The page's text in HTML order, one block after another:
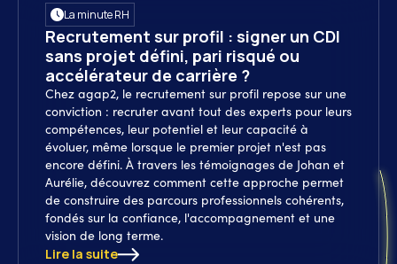
La minute RH
Recrutement sur profil : signer un CDI
sans projet défini, pari risqué ou
accélérateur de carrière ?
Chez agap2, le recrutement sur profil repose sur une
conviction : recruter avant tout des experts pour leurs
compétences, leur potentiel et leur capacité à
évoluer, même lorsque le premier projet n'est pas
encore défini. À travers les témoignages de Johan et
Aurélie, découvrez comment cette approche permet
de construire des parcours professionnels cohérents,
fondés sur la confiance, l'accompagnement et une
vision de long terme.
Lire la suite